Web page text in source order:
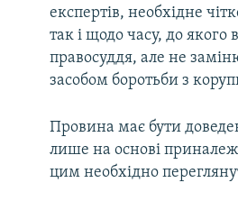
експертів, необхідне
так і щодо часу, до якого
правосуддя, але не
засобом боротьби з
Провина має бути
лише на основі
цим необхідно